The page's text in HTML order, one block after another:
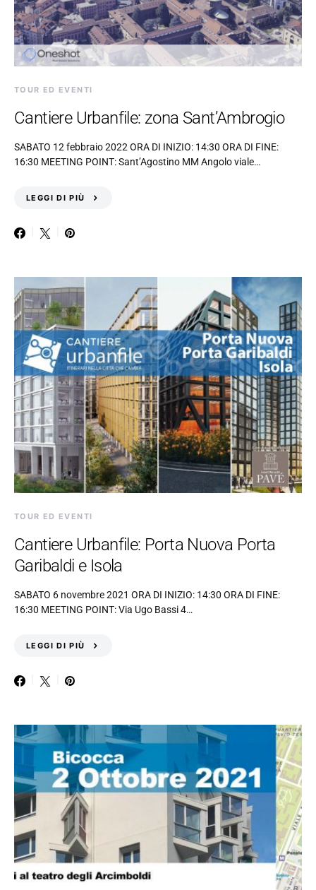
TOUR ED EVENTI
Cantiere Urbanfile: zona Sant’Ambrogio
SABATO 12 febbraio 2022 ORA DI INIZIO: 14:30 ORA DI FINE:
16:30 MEETING POINT: Sant’Agostino MM Angolo viale…
LEGGI DI PIÙ
TOUR ED EVENTI
Cantiere Urbanfile: Porta Nuova Porta
Garibaldi e Isola
SABATO 6 novembre 2021 ORA DI INIZIO: 14:30 ORA DI FINE:
16:30 MEETING POINT: Via Ugo Bassi 4…
LEGGI DI PIÙ